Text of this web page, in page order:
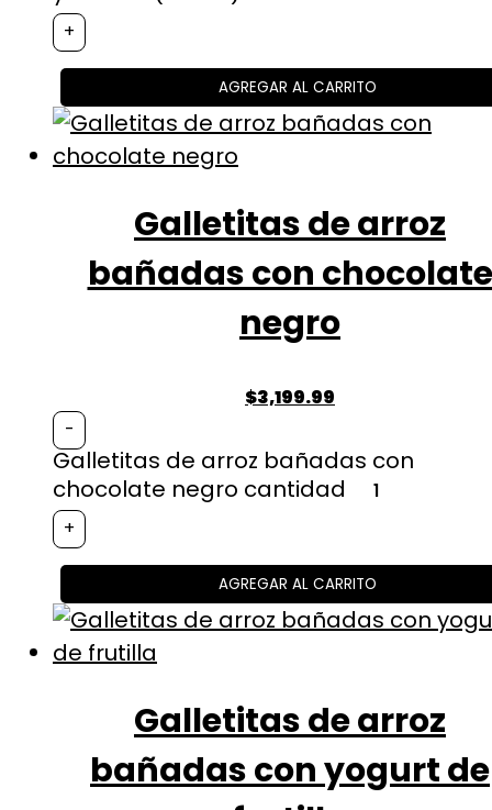
+
AGREGAR AL CARRITO
Galletitas de arroz
bañadas con chocolate
negro
$3,199.99
-
Galletitas de arroz bañadas con
chocolate negro cantidad
+
AGREGAR AL CARRITO
Galletitas de arroz
bañadas con yogurt de